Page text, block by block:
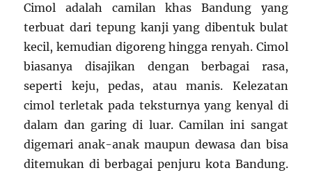
Cimol adalah camilan khas Bandung yang
terbuat dari tepung kanji yang dibentuk bulat
kecil, kemudian digoreng hingga renyah. Cimol
biasanya disajikan dengan berbagai rasa,
seperti keju, pedas, atau manis. Kelezatan
cimol terletak pada teksturnya yang kenyal di
dalam dan garing di luar. Camilan ini sangat
digemari anak-anak maupun dewasa dan bisa
ditemukan di berbagai penjuru kota Bandung.